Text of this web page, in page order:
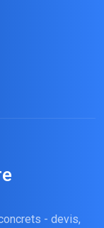
- devis,